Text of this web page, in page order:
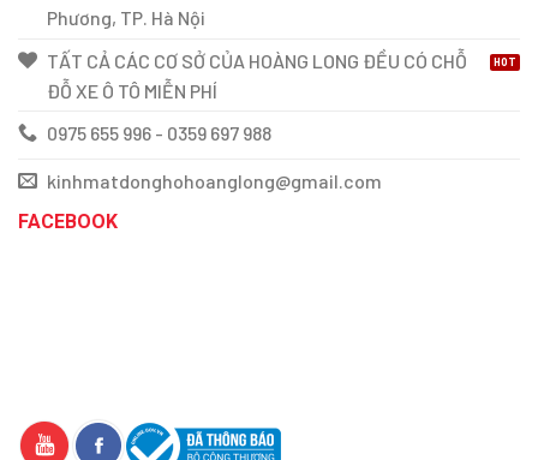
Phương, TP. Hà Nội
TẤT CẢ CÁC CƠ SỞ CỦA HOÀNG LONG ĐỀU CÓ CHỖ
ĐỖ XE Ô TÔ MIỄN PHÍ
0975 655 996 - 0359 697 988
kinhmatdonghohoanglong@gmail.com
FACEBOOK